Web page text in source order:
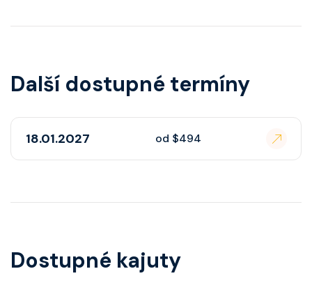
Další dostupné termíny
18.01.2027 od $494
Dostupné kajuty